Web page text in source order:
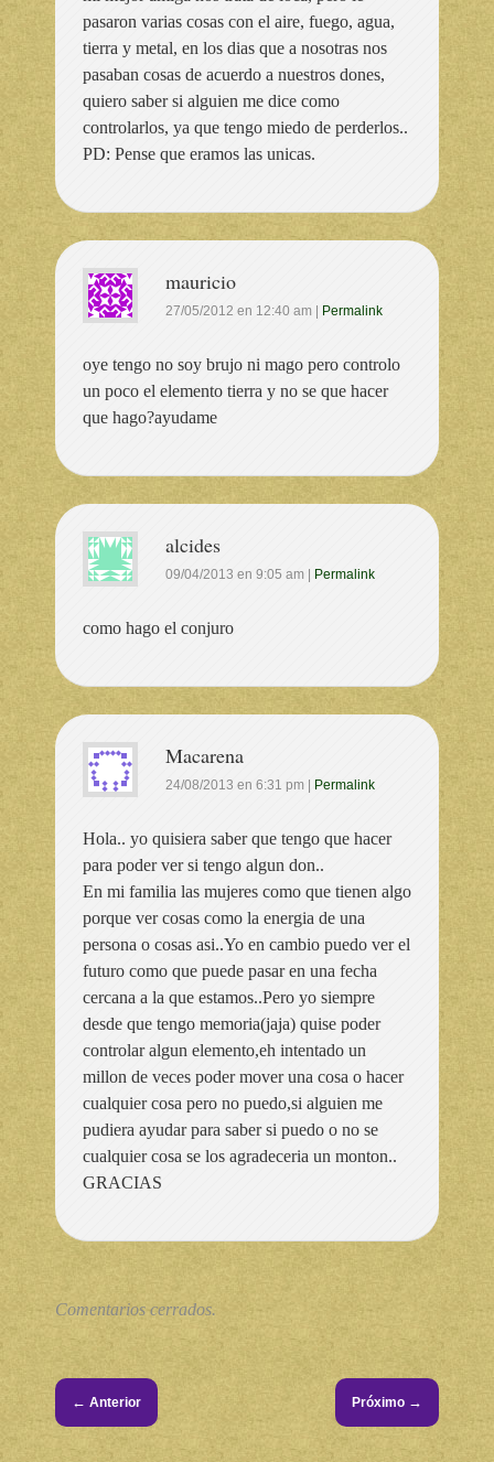
pasaron varias cosas con el aire, fuego, agua,
tierra y metal, en los dias que a nosotras nos
pasaban cosas de acuerdo a nuestros dones,
quiero saber si alguien me dice como
controlarlos, ya que tengo miedo de perderlos..
PD: Pense que eramos las unicas.
mauricio
27/05/2012 en 12:40 am Permalink
oye tengo no soy brujo ni mago pero controlo
un poco el elemento tierra y no se que hacer
que hago?ayudame
alcides
09/04/2013 en 9:05 am Permalink
como hago el conjuro
Macarena
24/08/2013 en 6:31 pm Permalink
Hola.. yo quisiera saber que tengo que hacer
para poder ver si tengo algun don..
En mi familia las mujeres como que tienen algo
porque ver cosas como la energia de una
persona o cosas asi..Yo en cambio puedo ver el
futuro como que puede pasar en una fecha
cercana a la que estamos..Pero yo siempre
desde que tengo memoria(jaja) quise poder
controlar algun elemento,eh intentado un
millon de veces poder mover una cosa o hacer
cualquier cosa pero no puedo,si alguien me
pudiera ayudar para saber si puedo o no se
cualquier cosa se los agradeceria un monton..
GRACIAS
Comentarios cerrados.
← Anterior Próximo →